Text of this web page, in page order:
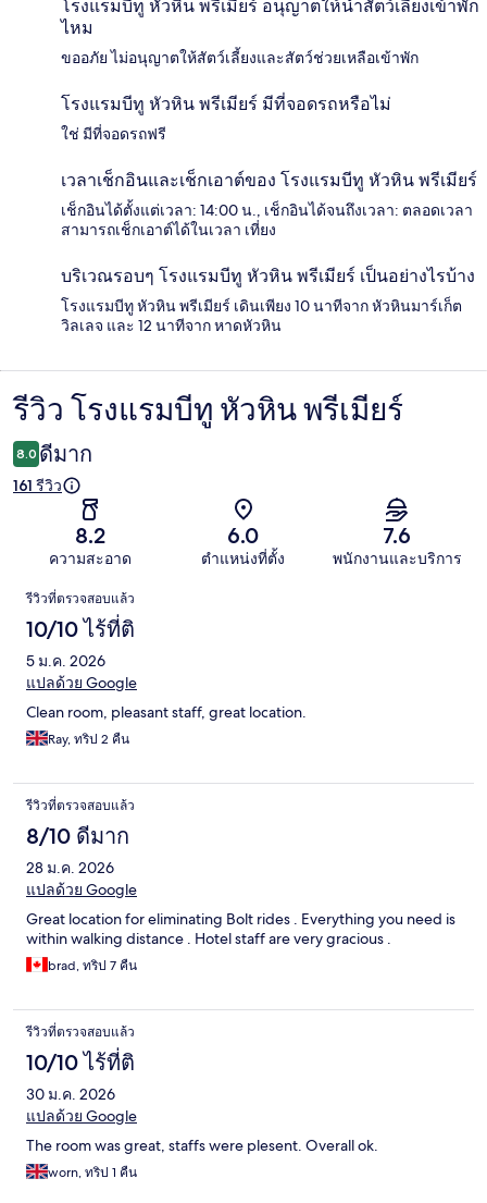
โรงแรมบีทู หัวหิน พรีเมียร์ อนุญาตให้นำสัตว์เลี้ยงเข้าพัก
ไหม
ขออภัย ไม่อนุญาตให้สัตว์เลี้ยงและสัตว์ช่วยเหลือเข้าพัก
โรงแรมบีทู หัวหิน พรีเมียร์ มีที่จอดรถหรือไม่
ใช่ มีที่จอดรถฟรี
เวลาเช็กอินและเช็กเอาต์ของ โรงแรมบีทู หัวหิน พรีเมียร์
เช็กอินได้ตั้งแต่เวลา: 14:00 น., เช็กอินได้จนถึงเวลา: ตลอดเวลา
สามารถเช็กเอาต์ได้ในเวลา เที่ยง
บริเวณรอบๆ โรงแรมบีทู หัวหิน พรีเมียร์ เป็นอย่างไรบ้าง
โรงแรมบีทู หัวหิน พรีเมียร์ เดินเพียง 10 นาทีจาก หัวหินมาร์เก็ต
วิลเลจ และ 12 นาทีจาก หาดหัวหิน
รีวิว
รีวิว โรงแรมบีทู หัวหิน พรีเมียร์
8.0 ดีมาก
161 รีวิว
8.2
ความสะอาด
6.0
ตำแหน่งที่ตั้ง
7.6
พนักงานและบริการ
รีวิว
รีวิวที่ตรวจสอบแล้ว
10/10 ไร้ที่ติ
5 ม.ค. 2026
แปลด้วย Google
Clean room, pleasant staff, great location.
Ray, ทริป 2 คืน
รีวิวที่ตรวจสอบแล้ว
8/10 ดีมาก
28 ม.ค. 2026
แปลด้วย Google
Great location for eliminating Bolt rides . Everything you need is
within walking distance . Hotel staff are very gracious .
brad, ทริป 7 คืน
รีวิวที่ตรวจสอบแล้ว
10/10 ไร้ที่ติ
30 ม.ค. 2026
แปลด้วย Google
The room was great, staffs were plesent. Overall ok.
worn, ทริป 1 คืน